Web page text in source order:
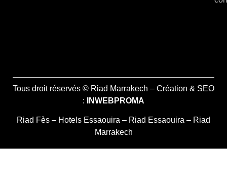
Tous droit réservés © Riad Marrakech – Création & SEO
:
INWEBPROMA
Riad Fès – Hotels Essaouira – Riad Essaouira – Riad
Marrakech